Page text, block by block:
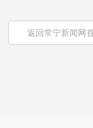
返回常宁新闻网